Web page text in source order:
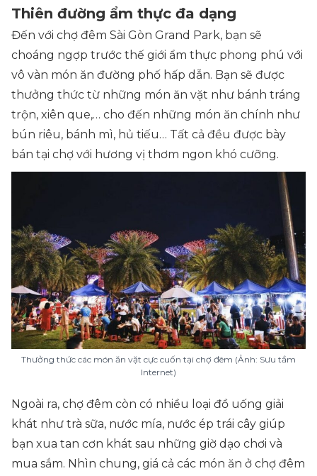
Thiên đường ẩm thực đa dạng
Đến với chợ đêm Sài Gòn Grand Park, bạn sẽ
choáng ngợp trước thế giới ẩm thực phong phú với
vô vàn món ăn đường phố hấp dẫn. Bạn sẽ được
thưởng thức từ những món ăn vặt như bánh tráng
trộn, xiên que,… cho đến những món ăn chính như
bún riêu, bánh mì, hủ tiếu… Tất cả đều được bày
bán tại chợ với hương vị thơm ngon khó cưỡng.
Thưởng thức các món ăn vặt cực cuốn tại chợ đêm (Ảnh: Sưu tầm
Internet)
Ngoài ra, chợ đêm còn có nhiều loại đồ uống giải
khát như trà sữa, nước mía, nước ép trái cây giúp
bạn xua tan cơn khát sau những giờ dạo chơi và
mua sắm. Nhìn chung, giá cả các món ăn ở chợ đêm